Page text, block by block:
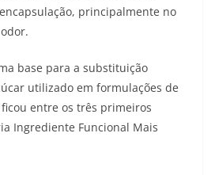
principalmente no
base para a substituição
utilizado em formulações de
entre os três primeiros
Ingrediente Funcional Mais